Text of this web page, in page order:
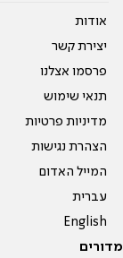
אודות
יצירת קשר
פרסמו אצלנו
תנאי שימוש
מדיניות פרטיות
הצהרת נגישות
המייל האדום
עברית
English
מדורים